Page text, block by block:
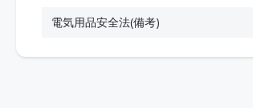
電気用品安全法(備考)